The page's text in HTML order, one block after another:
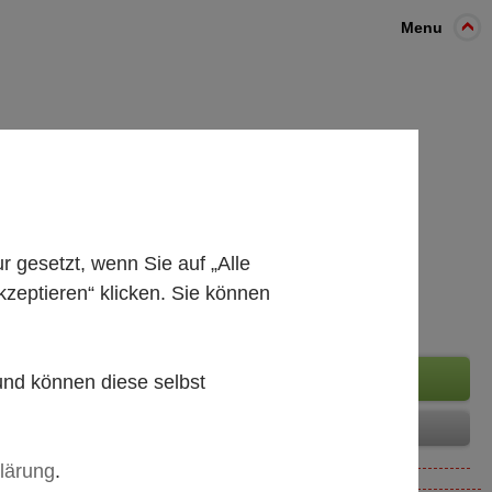
Menu
gesetzt, wenn Sie auf „Alle
klicken. Sie können
können diese selbst
.